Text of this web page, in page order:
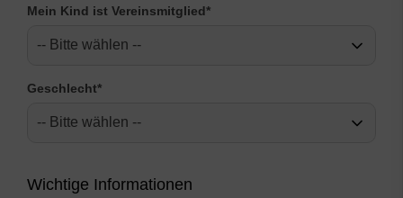
Mein Kind ist Vereinsmitglied*
Geschlecht*
Wichtige Informationen